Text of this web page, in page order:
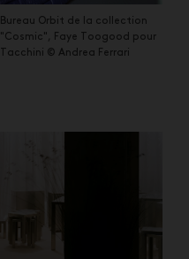
Bureau Orbit de la collection
"Cosmic", Faye Toogood pour
Tacchini © Andrea Ferrari